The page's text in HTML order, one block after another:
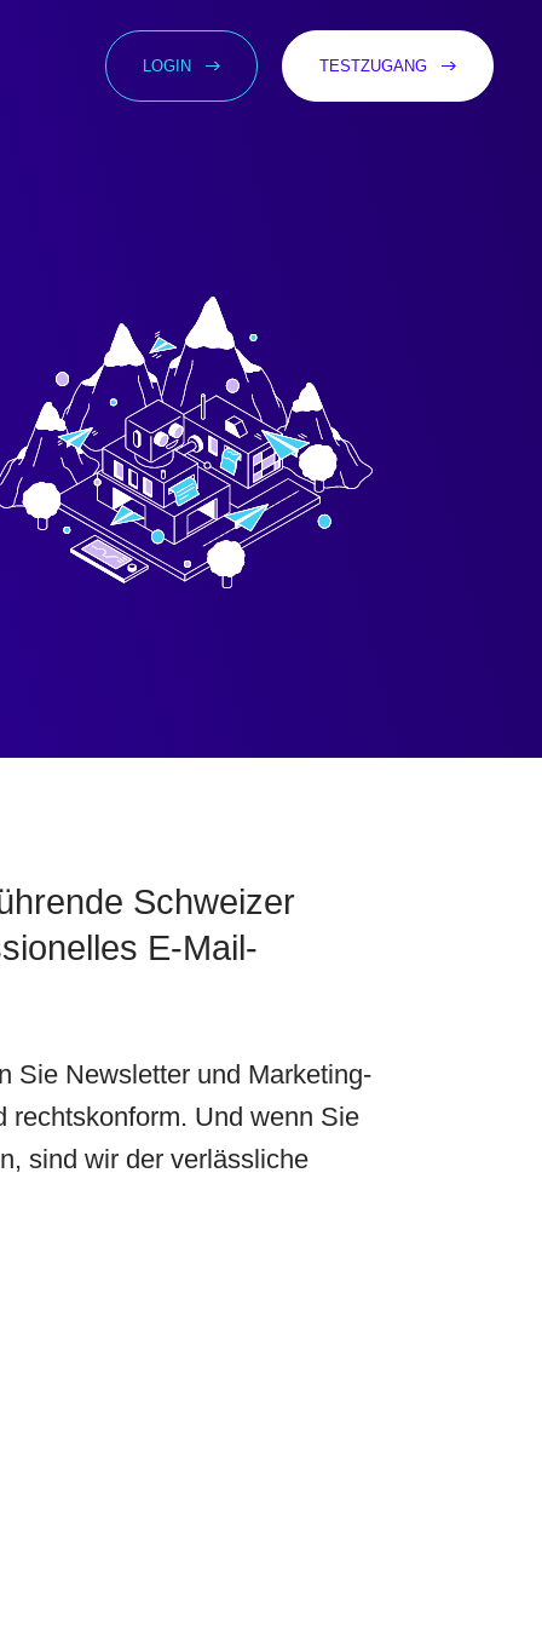
LOGIN TESTZUGANG
Schweizer
E-Mail-
Sie Newsletter und Marketing-
rechtskonform. Und wenn Sie
sind wir der verlässliche